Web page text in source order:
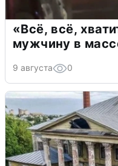
«Всё, всё,
мужчину в
9 августа 0